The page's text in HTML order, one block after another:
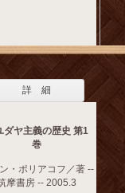
詳 細
ダヤ主義の歴史 第1
巻
・ポリアコフ／著 --
摩書房 -- 2005.3